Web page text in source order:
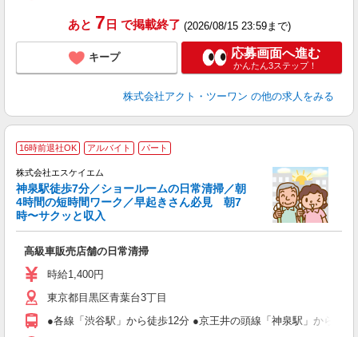
あと 7 日 で掲載終了 (2026/08/15 23:59まで)
キープ 応募画面へ進む
かんたん3ステップ！
株式会社アクト・ツーワン の他の求人をみる
16時前退社OK アルバイト パート
株式会社エスケイエム
神泉駅徒歩7分／ショールームの日常清掃／朝
4時間の短時間ワーク／早起きさん必見 朝7
時〜サクッと収入
高級車販売店舗の日常清掃
時給1,400円
東京都目黒区青葉台3丁目
●各線「渋谷駅」から徒歩12分 ●京王井の頭線「神泉駅」から徒